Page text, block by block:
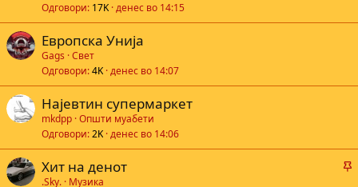
а
Одговори 17K денес во 14:15
Европска Унија
Gags Свет
Одговори 4K денес во 14:07
Најевтин супермаркет
mkdpp Општи муабети
Одговори 2K денес во 14:06
В
Хит на денот
.Sky. Музика